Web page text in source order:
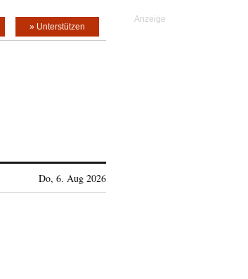
» Unterstützen
Do, 6. Aug 2026